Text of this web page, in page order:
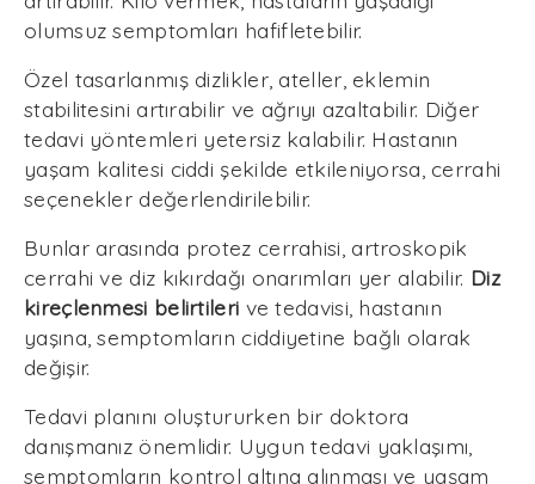
olumsuz semptomları hafifletebilir.
Özel tasarlanmış dizlikler, ateller, eklemin
stabilitesini artırabilir ve ağrıyı azaltabilir. Diğer
tedavi yöntemleri yetersiz kalabilir. Hastanın
yaşam kalitesi ciddi şekilde etkileniyorsa, cerrahi
seçenekler değerlendirilebilir.
Bunlar arasında protez cerrahisi, artroskopik
cerrahi ve diz kıkırdağı onarımları yer alabilir. Diz
kireçlenmesi belirtileri ve tedavisi, hastanın
yaşına, semptomların ciddiyetine bağlı olarak
değişir.
Tedavi planını oluştururken bir doktora
danışmanız önemlidir. Uygun tedavi yaklaşımı,
semptomların kontrol altına alınması ve yaşam